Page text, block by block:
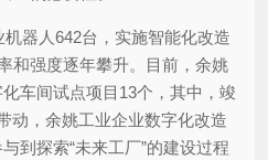
器人642台，实施智能化改造
和强度逐年攀升。目前，余姚
车间试点项目13个，其中，竣
动，余姚工业企业数字化改造
到探索“未来工厂”的建设过程